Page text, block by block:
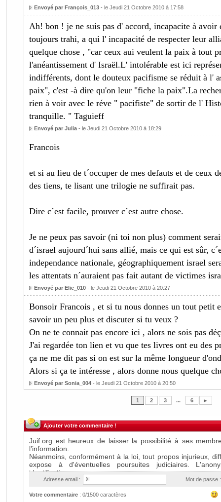
Envoyé par François_013- le Jeudi 21 Octobre 2010 à 17:58
Ah! bon ! je ne suis pas d' accord, incapacite à avoir
toujours trahi, a qui l' incapacité de respecter leur
quelque chose , "car ceux aui veulent la paix à tout
l'anéantissement d' Israël.L' intolérable est ici
indifférents, dont le douteux pacifisme se réduit à l'
paix", c'est -à dire qu'on leur "fiche la paix".La
rien à voir avec le réve " pacifiste" de sortir de l'
tranquille. " Taguieff
Envoyé par Julia- le Jeudi 21 Octobre 2010 à 18:29
Francois
et si au lieu de t´occuper de mes defauts et de ceux
des tiens, te lisant une trilogie ne suffirait pas.
Dire c´est facile, prouver c´est autre chose.
Je ne peux pas savoir (ni toi non plus) comment
d´israel aujourd´hui sans allié, mais ce qui est sûr,
independance nationale, géographiquement israel
les attentats n´auraient pas fait autant de victimes
Envoyé par Elie_010- le Jeudi 21 Octobre 2010 à 20:27
Bonsoir Francois , et si tu nous donnes un tout petit
savoir un peu plus et discuter si tu veux ?
On ne te connait pas encore ici , alors ne sois pas
J'ai regardée ton lien et vu que tes livres ont eu des
ça ne me dit pas si on est sur la même longueur
Alors si ça te intéresse , alors donne nous quelque
Envoyé par Sonia_004- le Jeudi 21 Octobre 2010 à 20:50
1 2 3 ... 6 ►
Ajouter votre commentaire !
Adresse email : Mot de passe :
Votre commentaire: 0/1500 caractères